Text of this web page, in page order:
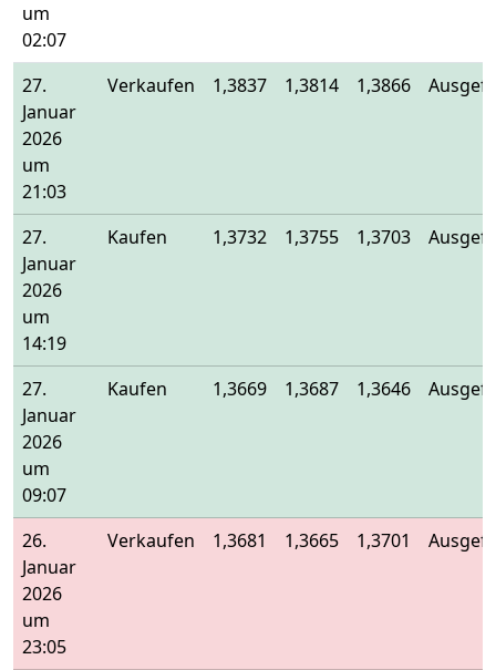
um
02:07
27.
Januar
2026
um
21:03
Verkaufen 1,3837 1,3814 1,3866
27.
Januar
2026
um
14:19
Kaufen 1,3732 1,3755 1,3703
27.
Januar
2026
um
09:07
Kaufen 1,3669 1,3687 1,3646
26.
Januar
2026
um
23:05
Verkaufen 1,3681 1,3665 1,3701